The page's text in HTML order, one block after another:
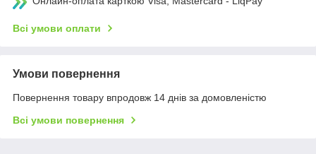
Всі умови оплати
Умови повернення
Повернення товару впродовж 14 днів за домовленістю
Всі умови повернення